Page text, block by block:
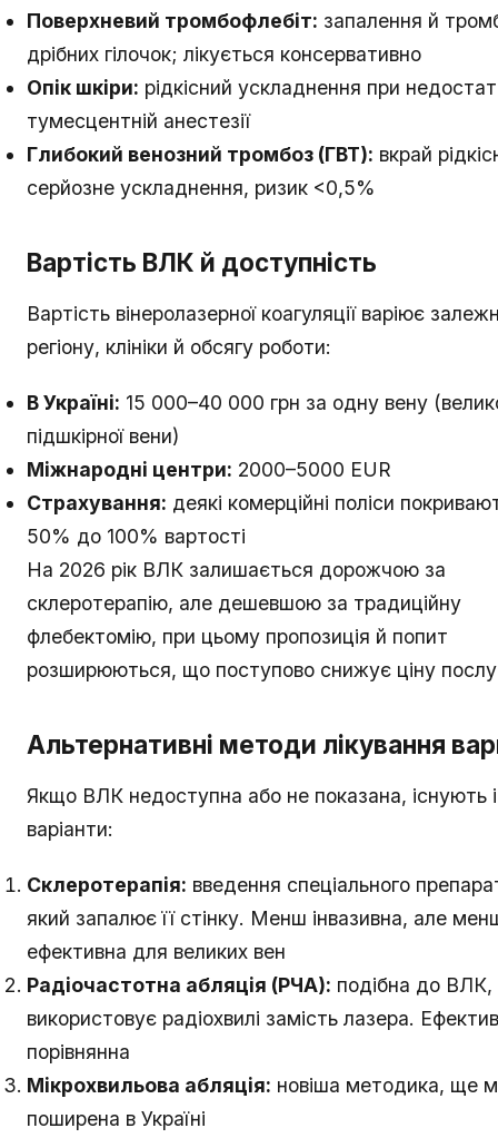
Поверхневий тромбофлебіт: запалення й
дрібних гілочок; лікується консервативно
Опік шкіри: рідкісний ускладнення при
тумесцентній анестезії
Глибокий венозний тромбоз (ГВТ): вкрай
серйозне ускладнення, ризик <0,5%
Вартість ВЛК й доступність
Вартість вінеролазерної коагуляції варіює
регіону, клініки й обсягу роботи:
В Україні: 15 000–40 000 грн за одну вену
підшкірної вени)
Міжнародні центри: 2000–5000 EUR
Страхування: деякі комерційні поліси
50% до 100% вартості
На 2026 рік ВЛК залишається дорожчою за
склеротерапію, але дешевшою за традиційну
флебектомію, при цьому пропозиція й попит
розширюються, що поступово снижує ціну
Альтернативні методи лікування
Якщо ВЛК недоступна або не показана, існують
варіанти:
Склеротерапія: введення спеціального
який запалює її стінку. Менш інвазивна, але
ефективна для великих вен
Радіочастотна абляція (РЧА): подібна до ВЛК,
використовує радіохвилі замість лазера.
порівнянна
Мікрохвильова абляція: новіша методика, ще
поширена в Україні